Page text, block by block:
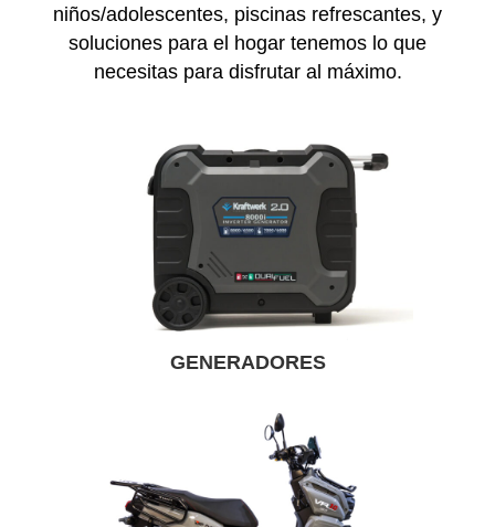
niños/adolescentes, piscinas refrescantes, y
soluciones para el hogar tenemos lo que
necesitas para disfrutar al máximo.
GENERADORES